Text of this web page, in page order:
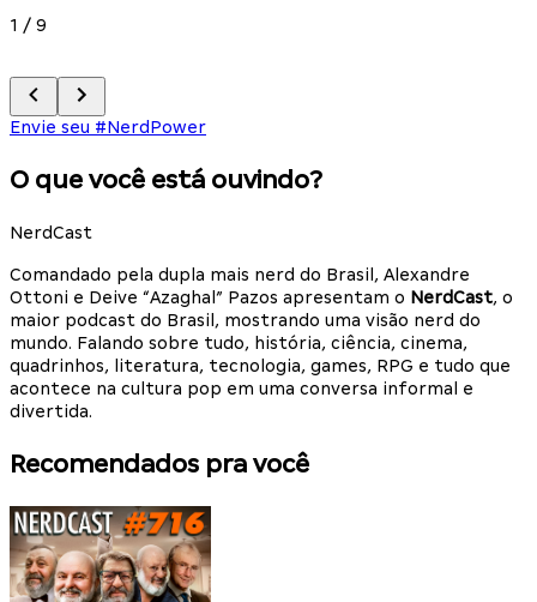
1 / 9
Envie seu #NerdPower
O que você está ouvindo?
NerdCast
Comandado pela dupla mais nerd do Brasil, Alexandre
Ottoni e Deive “Azaghal” Pazos apresentam o NerdCast, o
maior podcast do Brasil, mostrando uma visão nerd do
mundo. Falando sobre tudo, história, ciência, cinema,
quadrinhos, literatura, tecnologia, games, RPG e tudo que
acontece na cultura pop em uma conversa informal e
divertida.
Recomendados pra você